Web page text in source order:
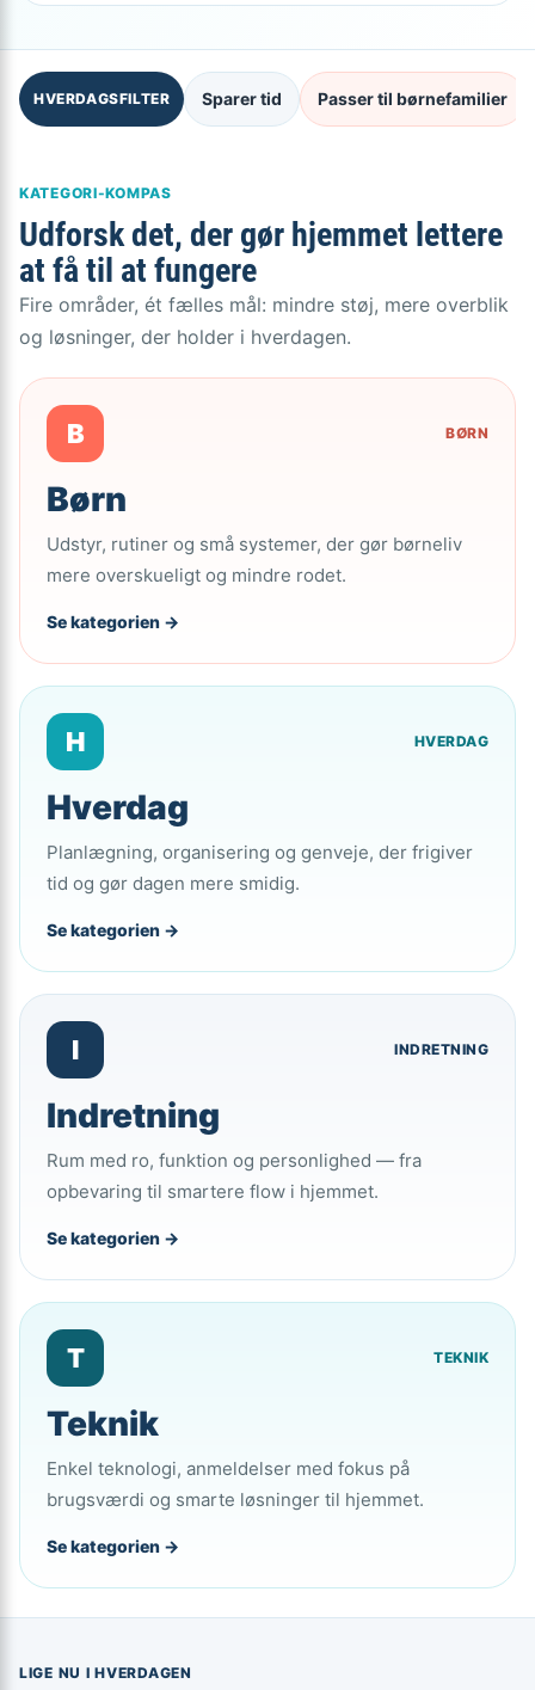
HVERDAGSFILTER Sparer tid Passer til børnefamilier
KATEGORI-KOMPAS
Udforsk det, der gør hjemmet lettere
at få til at fungere
Fire områder, ét fælles mål: mindre støj, mere overblik
og løsninger, der holder i hverdagen.
B BØRN
Børn
Udstyr, rutiner og små systemer, der gør børneliv
mere overskueligt og mindre rodet.
Se kategorien →
H HVERDAG
Hverdag
Planlægning, organisering og genveje, der frigiver
tid og gør dagen mere smidig.
Se kategorien →
I INDRETNING
Indretning
Rum med ro, funktion og personlighed — fra
opbevaring til smartere flow i hjemmet.
Se kategorien →
T TEKNIK
Teknik
Enkel teknologi, anmeldelser med fokus på
brugsværdi og smarte løsninger til hjemmet.
Se kategorien →
LIGE NU I HVERDAGEN